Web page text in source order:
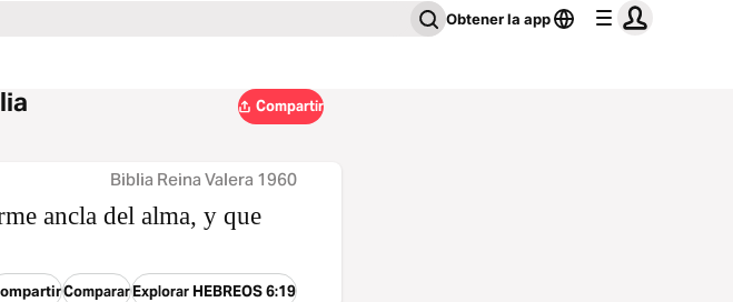
Obtener la app
Compartir
Biblia Reina Valera 1960
ancla del alma, y que
CompararExplorar HEBREOS 6:19